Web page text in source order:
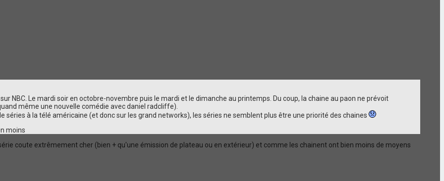
NBC. Le mardi soir en octobre-novembre puis le mardi et le dimanche au printemps. Du coup, la chaine au paon ne prévoit
même une nouvelle comédie avec daniel radcliffe).
séries à la télé américaine (et donc sur les grand networks), les séries ne semblent plus être une priorité des chaines
moins
coute extrêmement cher (bien + qu'une émission de plateau ou en extérieur) et comme les chainent ont bien moins de moyens